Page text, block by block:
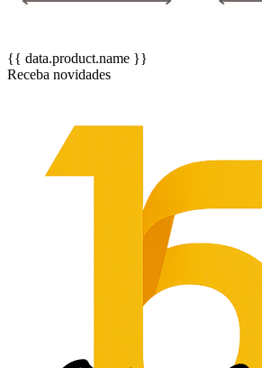
{{ data.product.name }}
Receba novidades